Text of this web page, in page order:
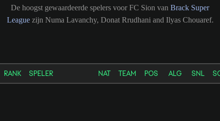
De hoogst gewaardeerde spelers voor FC Sion van Brack Super
Leaguezijn Numa Lavanchy, Donat Rrudhani and Ilyas Chouaref.
RANK SPELER NAT TEAM POS ALG SNL